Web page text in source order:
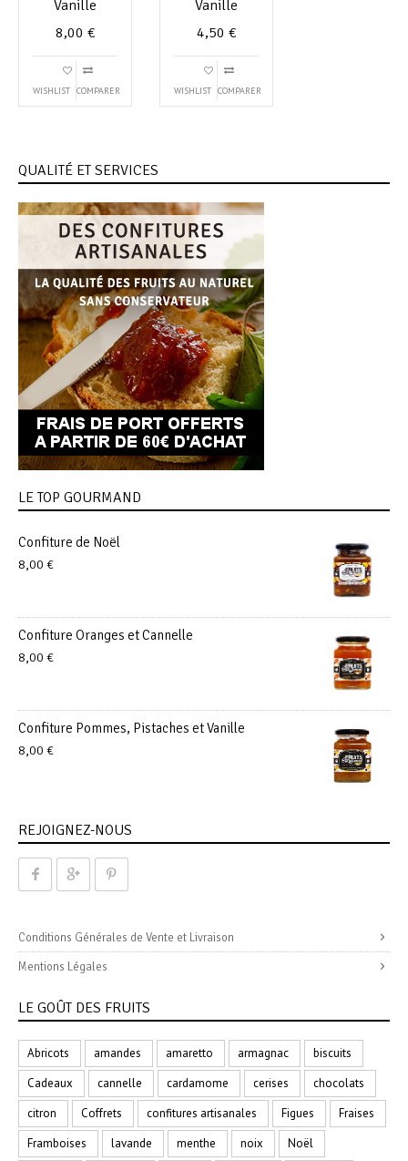
Vanille
8,00 €
WISHLIST COMPARER
Vanille
4,50 €
WISHLIST COMPARER
QUALITÉ ET SERVICES
LE TOP GOURMAND
Confiture de Noël
8,00 €
Confiture Oranges et Cannelle
8,00 €
Confiture Pommes, Pistaches et Vanille
8,00 €
REJOIGNEZ-NOUS
Conditions Générales de Vente et Livraison
Mentions Légales
LE GOÛT DES FRUITS
Abricots amandes amaretto armagnac
biscuits
Cadeaux
cannelle cardamome cerises
chocolats
citron
Coffrets confitures artisanales Figues
Fraises
Framboises
lavande menthe noix
Noël